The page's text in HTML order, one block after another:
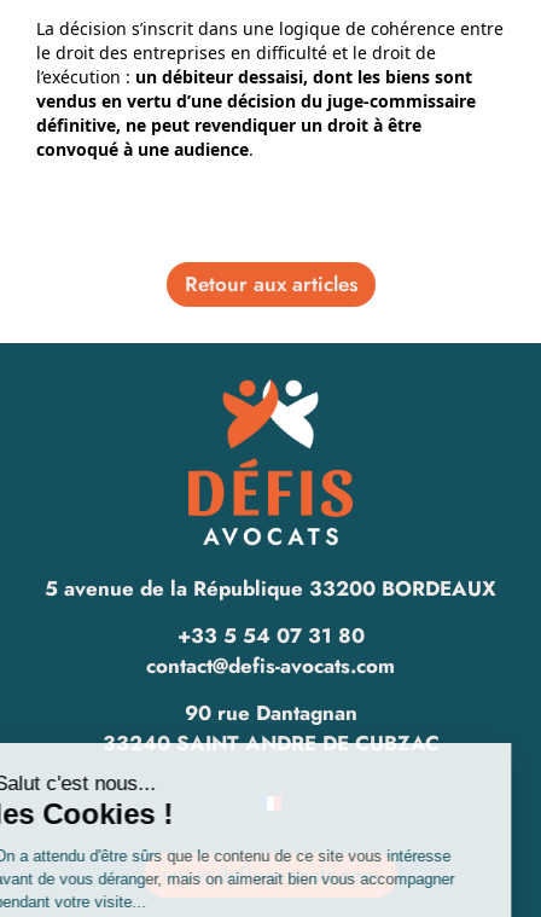
La décision s’inscrit dans une logique de cohérence entre
le droit des entreprises en difficulté et le droit de
l’exécution : un débiteur dessaisi, dont les biens sont
vendus en vertu d’une décision du juge-commissaire
définitive, ne peut revendiquer un droit à être
convoqué à une audience.
Retour aux articles
5 avenue de la République 33200 BORDEAUX
+33 5 54 07 31 80
contact@defis-avocats.com
90 rue Dantagnan
33240 SAINT ANDRE DE CUBZAC
www.defis-avocats.com